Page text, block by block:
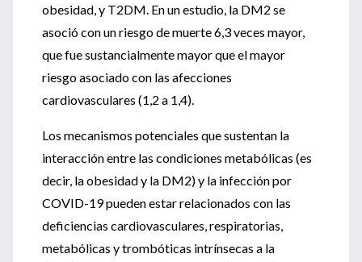
obesidad, y T2DM. En un estudio, la DM2 se
asoció con un riesgo de muerte 6,3 veces mayor,
que fue sustancialmente mayor que el mayor
riesgo asociado con las afecciones
cardiovasculares (1,2 a 1,4).
Los mecanismos potenciales que sustentan la
interacción entre las condiciones metabólicas (es
decir, la obesidad y la DM2) y la infección por
COVID-19 pueden estar relacionados con las
deficiencias cardiovasculares, respiratorias,
metabólicas y trombóticas intrínsecas a la